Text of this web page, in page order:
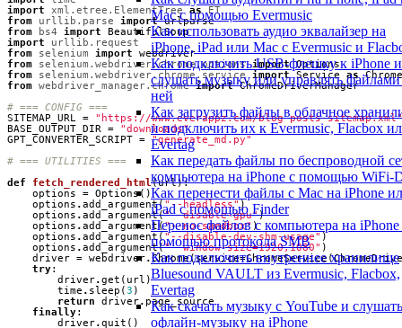
Mac с помощью Evermusic
Как использовать аудио эквалайзер на
iPhone, iPad или Mac с Evermusic и
Как подключить USB-флешку к iPhone и
слушать музыку или управлять
ней
Как загрузить файлы в облачное
и подключить их к Evermusic, Flacbox
Evertag
Как передать файлы по беспроводной
компьютера на iPhone с помощью WiFi-
Как перенести файлы с Mac на iPhone
iPad с помощью Finder
Перенос файлов с компьютера на iPhone
помощью протокола SMB
Как подключить внутреннее хранилище
Bluesound VAULT из Evermusic, Flacbox,
Evertag
Как скачать музыку с YouTube и слушать
офлайн-музыку на iPhone
import
xml.etree.ElementTree as
ET
from
urllib.parse import urlparse
from
bs4 import
BeautifulSoup
import
urllib.request
from
selenium import
webdriver
from
selenium.webdriver.chrome.options import Options
from
selenium.webdriver.chrome.service import Service as
from webdriver_manager.chrome import ChromeDriverManager
# === CONFIG ===
SITEMAP_URL
=
"https://www.everappz.com/blog-posts-sitemap.xml"
BASE_OUTPUT_DIR
=
"downloads"
GPT_CONVERTER_SCRIPT = "generate_md.py"
# === UTILITIES ===
def
fetch_rendered_html(url):
options
= Options()
options .add_argument( "--headless" )
options .add_argument("--disable-gpu")
options .add_argument ("--no-sandbox" )
options .add_argument ( "--disable-dev-shm-usage" )
options .add_argument("--window-size=1920,1080" )
driver = webdriver.Chrome(service=ChromeService (
try:
driver.get ( url )
time . sleep (3 )
return
driver. page_source
finally:
driver.quit ()